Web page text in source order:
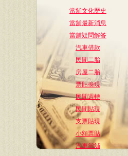
當舖文化歷史
當舖最新消息
當舖疑問解答
汽車借款
民間二胎
房屋二胎
票貼換現
民間週轉
民間貼現
支票貼現
小額票貼
汽車當舖